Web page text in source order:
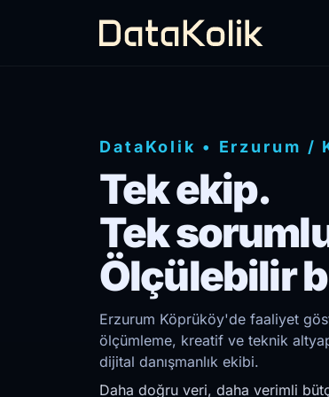
DataKolik • Erzurum /
Tek ekip.
Tek
Ölçülebilir
Erzurum Köprüköy'de faaliyet
ölçümleme, kreatif ve teknik
dijital danışmanlık ekibi.
Daha doğru veri, daha verimli